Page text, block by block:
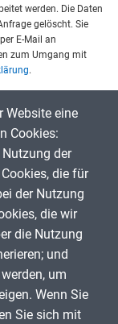
werden. Die Daten
gelöscht. Sie
E-Mail an
zum Umgang mit
.
Bild oben ein,
aus dem Bild
Website eine
Cookies:
der
die für
der Nutzung
die wir
die Nutzung
und
um
Wenn Sie
Sie sich mit